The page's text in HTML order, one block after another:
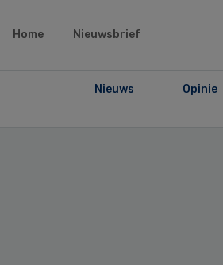
Home Nieuwsbrief
Nieuws Opinie